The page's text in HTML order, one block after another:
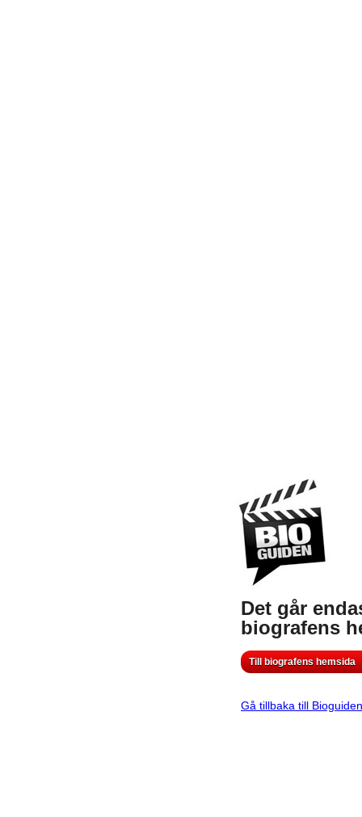
Det går
biografens
Till biografens hemsida
Gå tillbaka till Bioguiden